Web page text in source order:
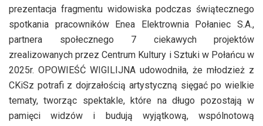
prezentacja fragmentu widowiska podczas świątecznego
spotkania pracowników Enea Elektrownia Połaniec S.A.,
partnera społecznego 7 ciekawych projektów
zrealizowanych przez Centrum Kultury i Sztuki w Połańcu w
2025r. OPOWIEŚĆ WIGILIJNA udowodniła, że młodzież z
CKiSz potrafi z dojrzałością artystyczną sięgać po wielkie
tematy, tworząc spektakle, które na długo pozostają w
pamięci widzów i budują wyjątkową, wspólnotową